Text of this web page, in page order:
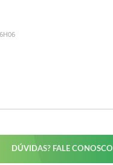
DÚVIDAS? FALE CONOSCO